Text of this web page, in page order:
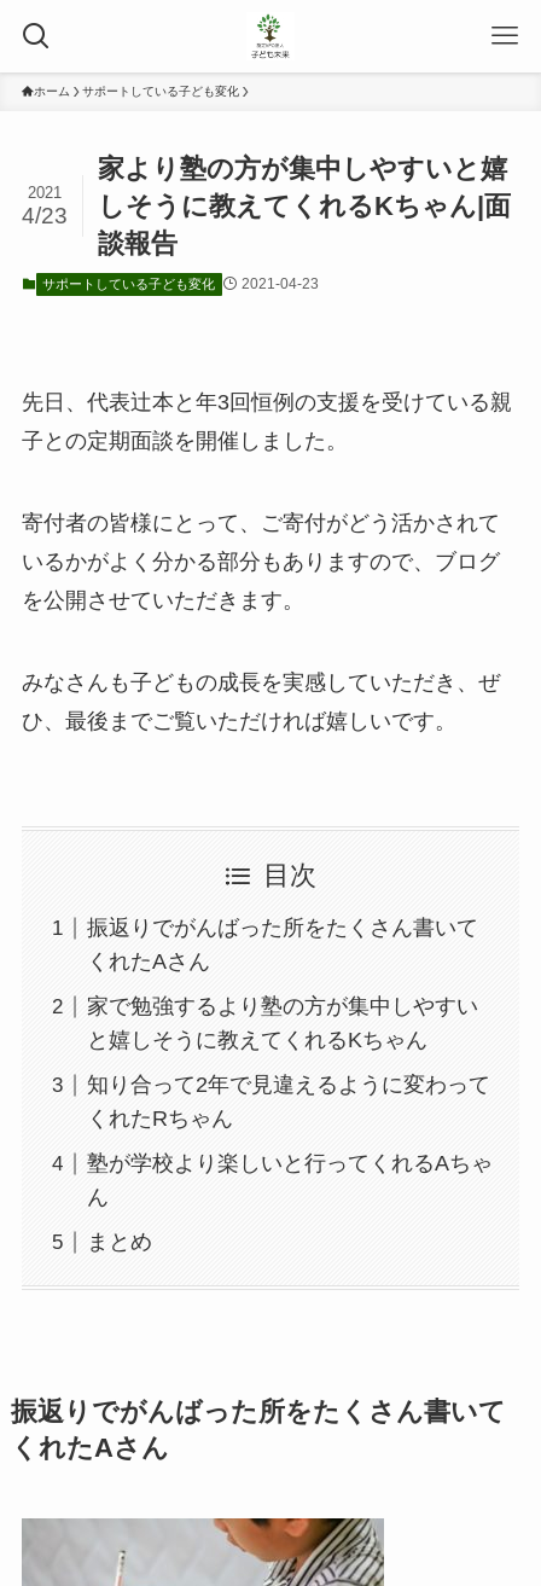
ホーム サポートしている子ども変化
家より塾の方が集中しやすいと嬉
しそうに教えてくれるKちゃん|面
談報告
2021
4/23
サポートしている子ども変化 2021-04-23
先日、代表辻本と年3回恒例の支援を受けている親
子との定期面談を開催しました。
寄付者の皆様にとって、ご寄付がどう活かされて
いるかがよく分かる部分もありますので、ブログ
を公開させていただきます。
みなさんも子どもの成長を実感していただき、ぜ
ひ、最後までご覧いただければ嬉しいです。
目次
振返りでがんばった所をたくさん書いて
くれたAさん
家で勉強するより塾の方が集中しやすい
と嬉しそうに教えてくれるKちゃん
知り合って2年で見違えるように変わって
くれたRちゃん
塾が学校より楽しいと行ってくれるAちゃ
ん
まとめ
振返りでがんばった所をたくさん書いて
くれたAさん